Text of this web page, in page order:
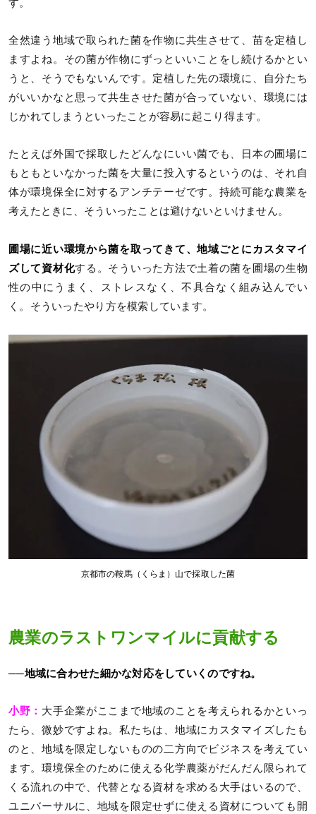
す。
全然違う地域で取られた菌を作物に共生させて、苗を定植し
ますよね。その菌が作物にずっといいことをし続けるかとい
うと、そうでもないんです。定植した先の環境に、自分たち
がいいかなと思って共生させた菌が合っていない、環境には
じかれてしまうといったことが容易に起こり得ます。
たとえば外国で採取したどんなにいい菌でも、日本の圃場に
もともといなかった菌を大量に投入するというのは、それ自
体が環境保全に対するアンチテーゼです。持続可能な農業を
考えたときに、そういったことは避けないといけません。
圃場に近い環境から菌を取ってきて、地域ごとにカスタマイ
ズして資材化する。そういった方法で土着の菌を圃場の生物
性の中にうまく、ストレスなく、不具合なく組み込んでい
く。そういったやり方を模索しています。
京都市の鞍馬（くらま）山で採取した菌
農業のラストワンマイルに貢献する
──地域に合わせた細かな対応をしていくのですね。
小野： 大手企業がここまで地域のことを考えられるかといっ
たら、微妙ですよね。私たちは、地域にカスタマイズしたも
のと、地域を限定しないものの二方向でビジネスを考えてい
ます。環境保全のために使える化学農薬がだんだん限られて
くる流れの中で、代替となる資材を求める大手はいるので、
ユニバーサルに、地域を限定せずに使える資材についても開